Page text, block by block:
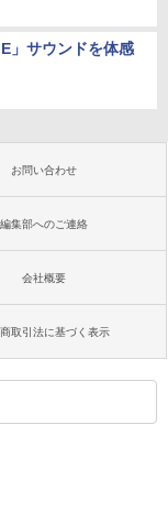
」サウンドを体感
お問い合わせ
編集部へのご連絡
会社概要
取引法に基づく表示